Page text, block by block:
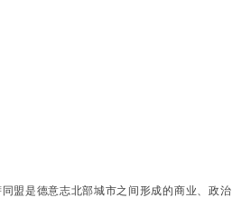
盟是德意志北部城市之间形成的商业、政治